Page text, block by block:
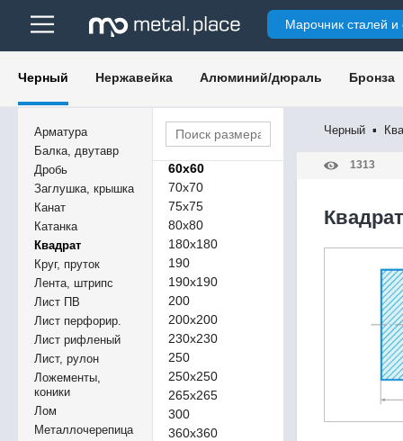
Марочник сталей и
Черный Нержавейка Алюминий/дюраль Бронза
Арматура
Балка, двутавр
Дробь
Заглушка, крышка
Канат
Катанка
Квадрат
Круг, пруток
Лента, штрипс
Лист ПВ
Лист перфорир.
Лист рифленый
Лист, рулон
Ложементы,
коники
Лом
Металлочерепица
16
16х16
20
30х30
40х40
50х50
60
60х60
70х70
75х75
80х80
180х180
190
190х190
200
200х200
230х230
250
250х250
265х265
300
360х360
Черный ▪
1313